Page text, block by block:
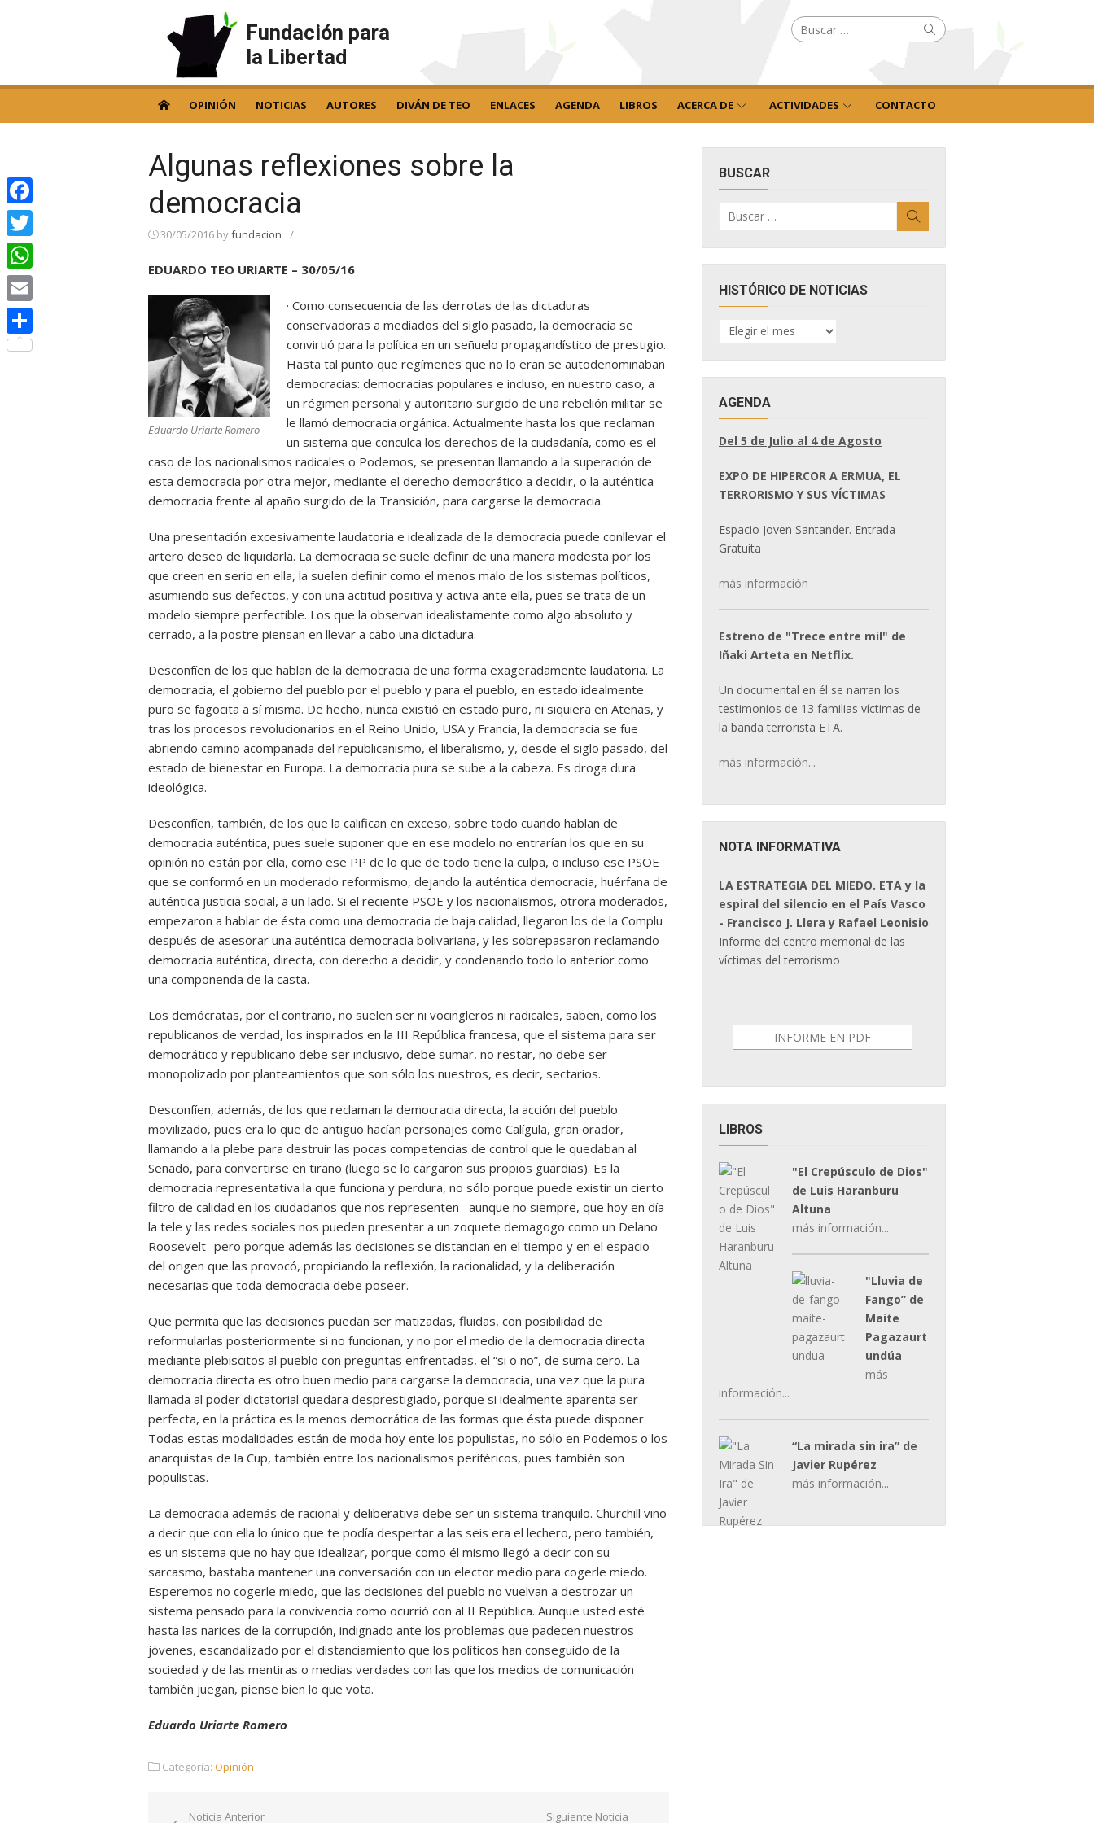
Fundación para
la Libertad
Buscar
por: Buscar
OPINIÓN NOTICIAS AUTORES DIVÁN DE TEO ENLACES AGENDA LIBROS ACERCA DE ACTIVIDADES CONTACTO
Algunas reflexiones sobre la
democracia
30/05/2016 byfundacion /
EDUARDO TEO URIARTE – 30/05/16
Eduardo Uriarte Romero
· Como consecuencia de las derrotas de las dictaduras
conservadoras a mediados del siglo pasado, la democracia se
convirtió para la política en un señuelo propagandístico de prestigio.
Hasta tal punto que regímenes que no lo eran se autodenominaban
democracias: democracias populares e incluso, en nuestro caso, a
un régimen personal y autoritario surgido de una rebelión militar se
le llamó democracia orgánica. Actualmente hasta los que reclaman
un sistema que conculca los derechos de la ciudadanía, como es el
caso de los nacionalismos radicales o Podemos, se presentan llamando a la superación de
esta democracia por otra mejor, mediante el derecho democrático a decidir, o la auténtica
democracia frente al apaño surgido de la Transición, para cargarse la democracia.
Una presentación excesivamente laudatoria e idealizada de la democracia puede conllevar el
artero deseo de liquidarla. La democracia se suele definir de una manera modesta por los
que creen en serio en ella, la suelen definir como el menos malo de los sistemas políticos,
asumiendo sus defectos, y con una actitud positiva y activa ante ella, pues se trata de un
modelo siempre perfectible. Los que la observan idealistamente como algo absoluto y
cerrado, a la postre piensan en llevar a cabo una dictadura.
Desconfíen de los que hablan de la democracia de una forma exageradamente laudatoria. La
democracia, el gobierno del pueblo por el pueblo y para el pueblo, en estado idealmente
puro se fagocita a sí misma. De hecho, nunca existió en estado puro, ni siquiera en Atenas, y
tras los procesos revolucionarios en el Reino Unido, USA y Francia, la democracia se fue
abriendo camino acompañada del republicanismo, el liberalismo, y, desde el siglo pasado, del
estado de bienestar en Europa. La democracia pura se sube a la cabeza. Es droga dura
ideológica.
Desconfíen, también, de los que la califican en exceso, sobre todo cuando hablan de
democracia auténtica, pues suele suponer que en ese modelo no entrarían los que en su
opinión no están por ella, como ese PP de lo que de todo tiene la culpa, o incluso ese PSOE
que se conformó en un moderado reformismo, dejando la auténtica democracia, huérfana de
auténtica justicia social, a un lado. Si el reciente PSOE y los nacionalismos, otrora moderados,
empezaron a hablar de ésta como una democracia de baja calidad, llegaron los de la Complu
después de asesorar una auténtica democracia bolivariana, y les sobrepasaron reclamando
democracia auténtica, directa, con derecho a decidir, y condenando todo lo anterior como
una componenda de la casta.
Los demócratas, por el contrario, no suelen ser ni vocingleros ni radicales, saben, como los
republicanos de verdad, los inspirados en la III República francesa, que el sistema para ser
democrático y republicano debe ser inclusivo, debe sumar, no restar, no debe ser
monopolizado por planteamientos que son sólo los nuestros, es decir, sectarios.
Desconfíen, además, de los que reclaman la democracia directa, la acción del pueblo
movilizado, pues era lo que de antiguo hacían personajes como Calígula, gran orador,
llamando a la plebe para destruir las pocas competencias de control que le quedaban al
Senado, para convertirse en tirano (luego se lo cargaron sus propios guardias). Es la
democracia representativa la que funciona y perdura, no sólo porque puede existir un cierto
filtro de calidad en los ciudadanos que nos representen –aunque no siempre, que hoy en día
la tele y las redes sociales nos pueden presentar a un zoquete demagogo como un Delano
Roosevelt- pero porque además las decisiones se distancian en el tiempo y en el espacio
del origen que las provocó, propiciando la reflexión, la racionalidad, y la deliberación
necesarias que toda democracia debe poseer.
Que permita que las decisiones puedan ser matizadas, fluidas, con posibilidad de
reformularlas posteriormente si no funcionan, y no por el medio de la democracia directa
mediante plebiscitos al pueblo con preguntas enfrentadas, el “si o no”, de suma cero. La
democracia directa es otro buen medio para cargarse la democracia, una vez que la pura
llamada al poder dictatorial quedara desprestigiado, porque si idealmente aparenta ser
perfecta, en la práctica es la menos democrática de las formas que ésta puede disponer.
Todas estas modalidades están de moda hoy ente los populistas, no sólo en Podemos o los
anarquistas de la Cup, también entre los nacionalismos periféricos, pues también son
populistas.
La democracia además de racional y deliberativa debe ser un sistema tranquilo. Churchill vino
a decir que con ella lo único que te podía despertar a las seis era el lechero, pero también,
es un sistema que no hay que idealizar, porque como él mismo llegó a decir con su
sarcasmo, bastaba mantener una conversación con un elector medio para cogerle miedo.
Esperemos no cogerle miedo, que las decisiones del pueblo no vuelvan a destrozar un
sistema pensado para la convivencia como ocurrió con al II República. Aunque usted esté
hasta las narices de la corrupción, indignado ante los problemas que padecen nuestros
jóvenes, escandalizado por el distanciamiento que los políticos han conseguido de la
sociedad y de las mentiras o medias verdades con las que los medios de comunicación
también juegan, piense bien lo que vota.
Eduardo Uriarte Romero
Categoría: Opinión
Navegación
Noticia Anterior Siguiente Noticia
BUSCAR
por:
HISTÓRICO DE NOTICIAS
HISTÓRICO
DE
AGENDA
Del 5 de Julio al 4 de Agosto
EXPO DE HIPERCOR A ERMUA, EL
TERRORISMO Y SUS VÍCTIMAS
Espacio Joven Santander. Entrada
Gratuita
más información
Estreno de "Trece entre mil" de
Iñaki Arteta en Netflix.
Un documental en él se narran los
testimonios de 13 familias víctimas de
la banda terrorista ETA.
más información...
NOTA INFORMATIVA
LA ESTRATEGIA DEL MIEDO. ETA y la
espiral del silencio en el País Vasco
- Francisco J. Llera y Rafael Leonisio
Informe del centro memorial de las
víctimas del terrorismo
INFORME EN PDF
LIBROS
"El Crepúsculo de Dios"
de Luis Haranburu
Altuna
más información...
"Lluvia de
Fango” de
Maite
Pagazaurt
undúa
más
información...
“La mirada sin ira” de
Javier Rupérez
más información...
Facebook
Twitter
WhatsApp
Email
Compartir